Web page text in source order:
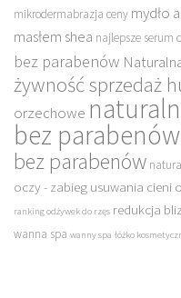
mikrodermabrazja ceny mydło
masłem shea najlepsze serum
bez parabenów
żywność sprzedaż
orzechowe
bez parabenów
bez parabenów
oczy - zabieg usuwania cieni
ranking odżywek do rzęs redukcja
wanna spa wanny spa łóżko